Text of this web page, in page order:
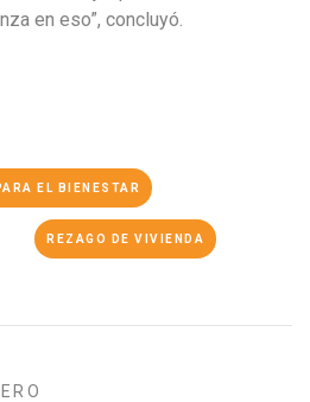
en eso”, concluyó.
EL BIENESTAR
REZAGO DE VIVIENDA